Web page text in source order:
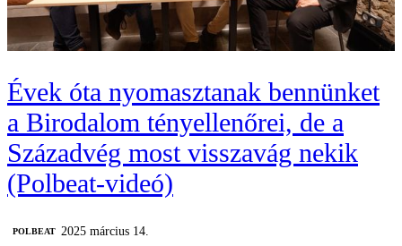
Évek óta nyomasztanak bennünket
a Birodalom tényellenőrei, de a
Századvég most visszavág nekik
(Polbeat-videó)
‎POLBEAT 2025 március 14.